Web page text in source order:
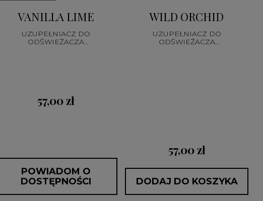
VANILLA LIME
UZUPEŁNIACZ DO
ODŚWIEŻACZA
57,00 zł
POWIADOM O
DOSTĘPNOŚCI
WILD ORCHID
UZUPEŁNIACZ DO
ODŚWIEŻACZA
57,00 zł
DODAJ DO KOSZYKA